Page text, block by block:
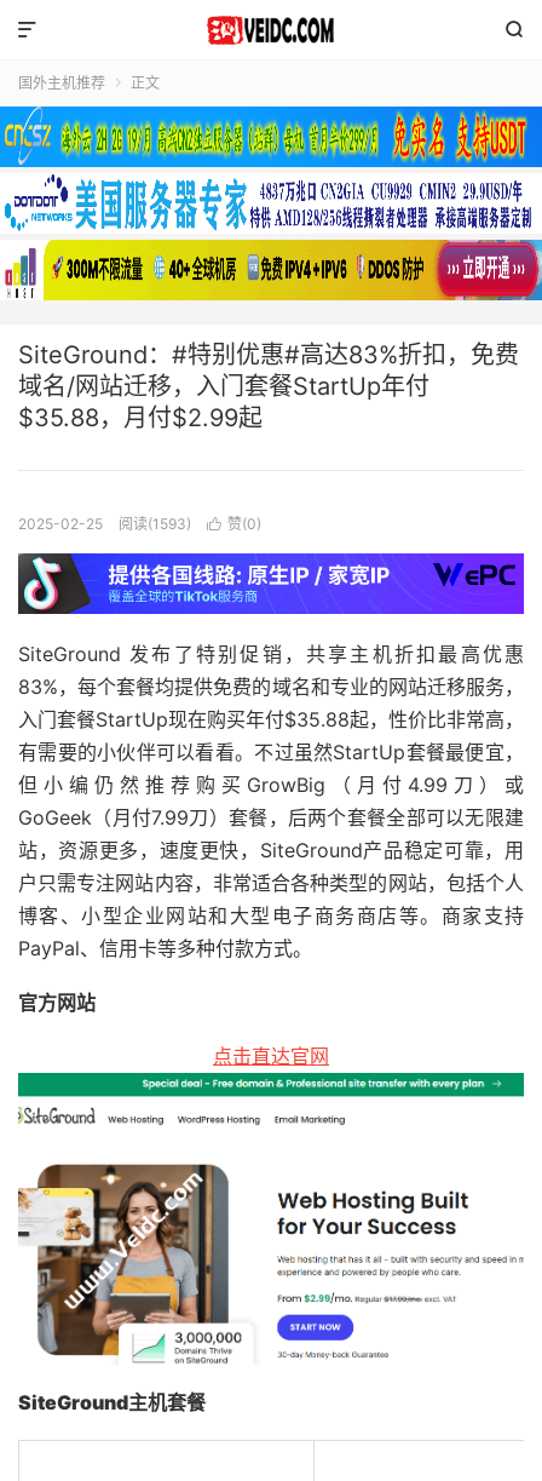


国外主机推荐  正文
SiteGround：#特别优惠#高达83%折扣，免费
域名/网站迁移，入门套餐StartUp年付
$35.88，月付$2.99起
2025-02-25 阅读(1593)  赞(0)
SiteGround 发布了特别促销，共享主机折扣最高优惠
83%，每个套餐均提供免费的域名和专业的网站迁移服务，
入门套餐StartUp现在购买年付$35.88起，性价比非常高，
有需要的小伙伴可以看看。不过虽然StartUp套餐最便宜，
但小编仍然推荐购买GrowBig（月付4.99刀）或
GoGeek（月付7.99刀）套餐，后两个套餐全部可以无限建
站，资源更多，速度更快，SiteGround产品稳定可靠，用
户只需专注网站内容，非常适合各种类型的网站，包括个人
博客、小型企业网站和大型电子商务商店等。商家支持
PayPal、信用卡等多种付款方式。
官方网站
点击直达官网
SiteGround主机套餐